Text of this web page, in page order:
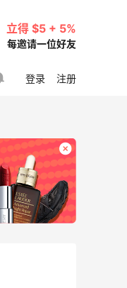
立得 $5 + 5%
每邀请一位好友
登录 注册